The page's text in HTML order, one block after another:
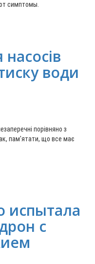
симптомы.
води
порівняно з
пам'ятати, що все має
испытала
с